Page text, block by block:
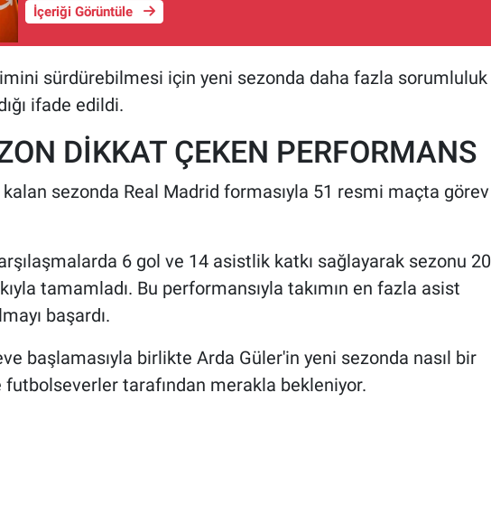
İçeriği Görüntüle
sürdürebilmesi için yeni sezonda daha fazla sorumluluk
ifade edildi.
DİKKAT ÇEKEN PERFORMANS
sezonda Real Madrid formasıyla 51 resmi maçta görev
6 gol ve 14 asistlik katkı sağlayarak sezonu 20
tamamladı. Bu performansıyla takımın en fazla asist
başardı.
başlamasıyla birlikte Arda Güler'in yeni sezonda nasıl bir
tarafından merakla bekleniyor.